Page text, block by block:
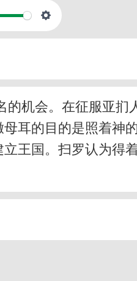
的机会。在征服亚扪
耳的目的是照着神
王国。扫罗认为得